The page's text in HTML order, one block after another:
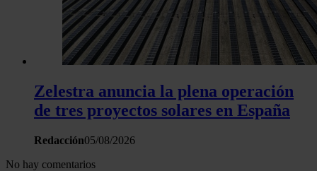
Zelestra anuncia la plena operación
de tres proyectos solares en España
Redacción05/08/2026
No hay comentarios